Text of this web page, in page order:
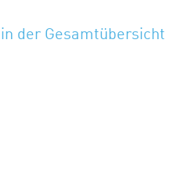
der Gesamtübersicht